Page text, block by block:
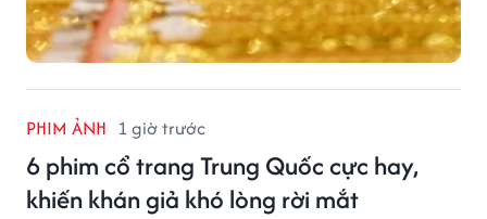
PHIM ẢNH 1 giờ trước
6 phim cổ trang Trung Quốc cực hay,
khiến khán giả khó lòng rời mắt